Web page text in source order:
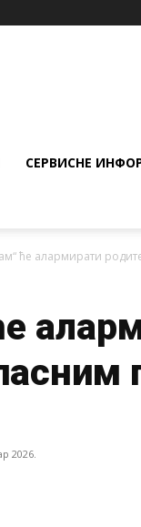
СЕРВИСНЕ
ће алармирати
2026.